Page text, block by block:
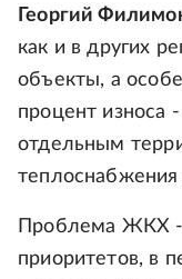
Георгий
как и в других
объекты, а
процент износа
отдельным
Проблема ЖКХ
приоритетов, в